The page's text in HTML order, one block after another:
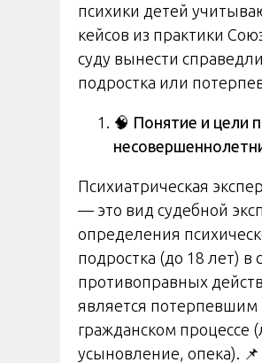
психики детей
кейсов из практики
суду вынести
подростка или
🧠 Понятие и цели
Психиатрическая
— это вид судебной
определения
подростка (до 18 лет)
противоправных
является
гражданском процессе
усыновление, опека).